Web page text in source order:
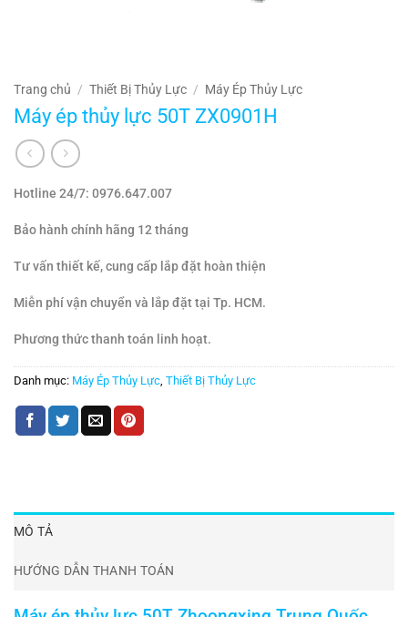
Trang chủ / Thiết Bị Thủy Lực / Máy Ép Thủy Lực
Máy ép thủy lực 50T ZX0901H
Hotline 24/7: 0976.647.007
Bảo hành chính hãng 12 tháng
Tư vấn thiết kế, cung cấp lắp đặt hoàn thiện
Miễn phí vận chuyển và lắp đặt tại Tp. HCM.
Phương thức thanh toán linh hoạt.
Danh mục: Máy Ép Thủy Lực Thiết Bị Thủy Lực
MÔ TẢ
HƯỚNG DẪN THANH TOÁN